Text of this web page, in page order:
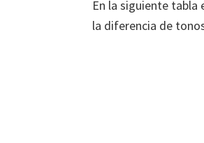
En la siguiente tabla
la diferencia de